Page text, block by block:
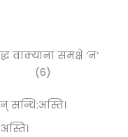
वाक्यानां समक्षे ‘न’
सन्धि:अस्ति।